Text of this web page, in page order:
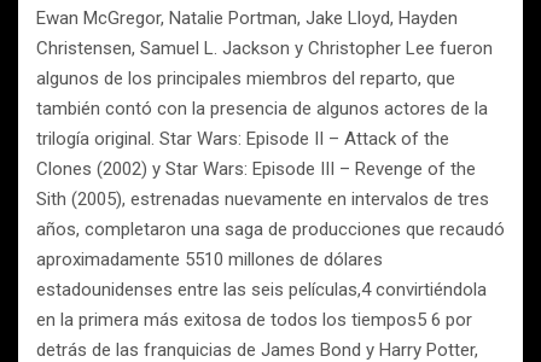
Ewan McGregor, Natalie Portman, Jake Lloyd, Hayden
Christensen, Samuel L. Jackson y Christopher Lee fueron
algunos de los principales miembros del reparto, que
también contó con la presencia de algunos actores de la
trilogía original. Star Wars: Episode II – Attack of the
Clones (2002) y Star Wars: Episode III – Revenge of the
Sith (2005), estrenadas nuevamente en intervalos de tres
años, completaron una saga de producciones que recaudó
aproximadamente 5510 millones de dólares
estadounidenses entre las seis películas,4 convirtiéndola
en la primera más exitosa de todos los tiempos5 6 por
detrás de las franquicias de James Bond y Harry Potter,